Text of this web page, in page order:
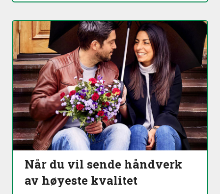
Når du vil sende håndverk
av høyeste kvalitet